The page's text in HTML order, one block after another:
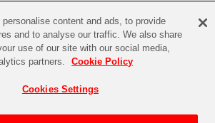
STORE EVENT
リーズ
content and ads, to provide
and to analyse our traffic. We also share
use of our site with our social media,
partners.
Cookie Policy
Cookies Settings